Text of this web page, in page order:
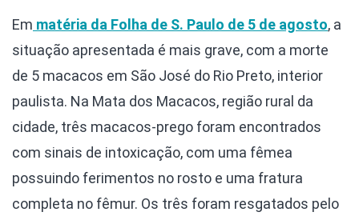
Em matéria da Folha de S. Paulo de 5 de agosto, a
situação apresentada é mais grave, com a morte
de 5 macacos em São José do Rio Preto, interior
paulista. Na Mata dos Macacos, região rural da
cidade, três macacos-prego foram encontrados
com sinais de intoxicação, com uma fêmea
possuindo ferimentos no rosto e uma fratura
completa no fêmur. Os três foram resgatados pelo